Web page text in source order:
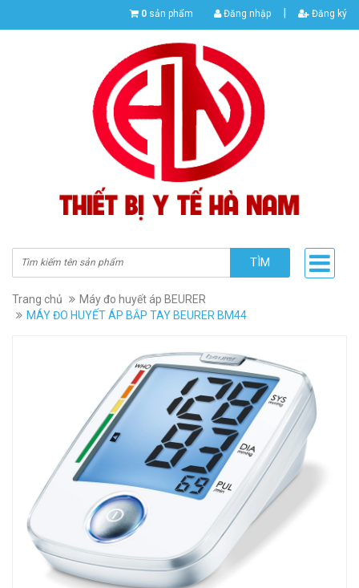
0 sản phẩm Đăng nhập | Đăng ký
TÌM
Trang chủ
Máy đo huyết áp BEURER
MÁY ĐO HUYẾT ÁP BẮP TAY BEURER BM44